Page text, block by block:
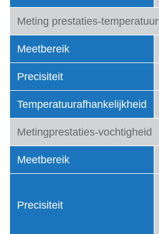
Meting prestaties-temperatuur
Meetbereik
Precisiteit
Temperatuurafhankelijkheid
Metingprestaties-vochtigheid
Meetbereik
Precisiteit